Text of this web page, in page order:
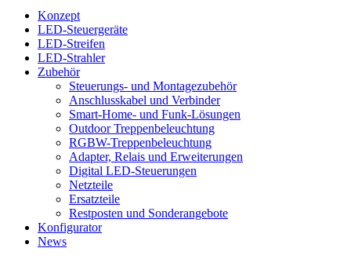
Konzept
LED-Steuergeräte
LED-Streifen
LED-Strahler
Zubehör
Steuerungs- und Montagezubehör
Anschlusskabel und Verbinder
Smart-Home- und Funk-Lösungen
Outdoor Treppenbeleuchtung
RGBW-Treppenbeleuchtung
Adapter, Relais und Erweiterungen
Digital LED-Steuerungen
Netzteile
Ersatzteile
Restposten und Sonderangebote
Konfigurator
News